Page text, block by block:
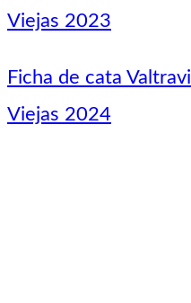
Viejas 2023
Ficha de cata
Viejas 2024